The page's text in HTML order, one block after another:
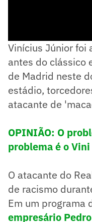
Vinícius Júnior foi
antes do clássico
de Madrid neste
estádio,
atacante de
OPINIÃO: O
problema é o
O atacante do
de racismo
Em um programa
empresário